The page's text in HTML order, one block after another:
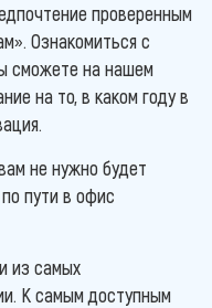
проверенным
Ознакомиться с
сможете на нашем
на то, в каком году в
не нужно будет
пути в офис
из самых
К самым доступным